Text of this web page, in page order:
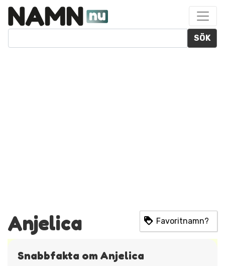
SÖK
Anjelica Favoritnamn?
Snabbfakta om Anjelica